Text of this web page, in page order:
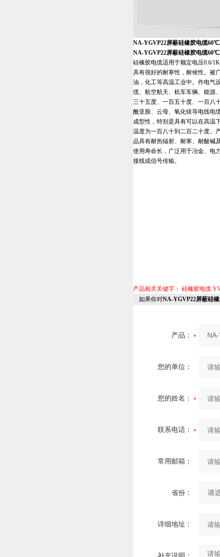
NA-YGVP22屏蔽硅橡胶电缆
NA-YGVP22屏蔽硅橡胶电缆
硅橡胶电缆适用于额定电压0.6/
具有很好的耐寒性，耐候性。被
油，化工等高温工业中。作电气
缆、航空航天、机车车辆、能源
三十五度、一百五十度、一百八
酰亚胺、云母、氧化镁等电线电
成型性，特别是具有可以在高温
温度为一百八十到二百二十度。
品具有耐热辐射、耐寒、耐酸碱
使用寿命长，广泛用于冶金、电
接线或信号传输。
产品相关关键字： 硅橡胶电缆
如果你对NA-YGVP22屏蔽硅
产品：
您的单位：
您的姓名：
联系电话：
常用邮箱：
省份：
详细地址：